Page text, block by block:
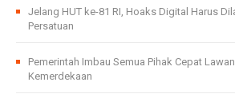
Jelang HUT ke-81 RI, Hoaks Digital Harus
Persatuan
Pemerintah Imbau Semua Pihak Cepat
Kemerdekaan